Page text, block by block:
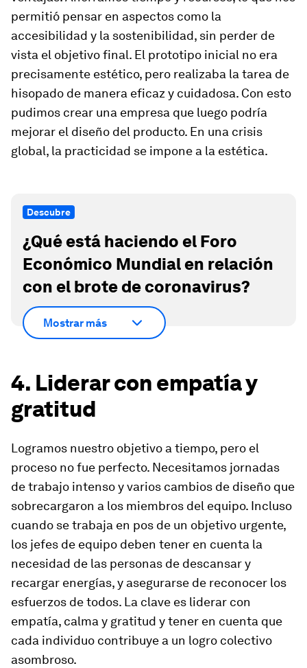
permitió pensar en aspectos como la
accesibilidad y la sostenibilidad, sin perder de
vista el objetivo final. El prototipo inicial no era
precisamente estético, pero realizaba la tarea de
hisopado de manera eficaz y cuidadosa. Con esto
pudimos crear una empresa que luego podría
mejorar el diseño del producto. En una crisis
global, la practicidad se impone a la estética.
Descubre
¿Qué está haciendo el Foro
Económico Mundial en relación
con el brote de coronavirus?
Mostrar más
4. Liderar con empatía y
gratitud
Logramos nuestro objetivo a tiempo, pero el
proceso no fue perfecto. Necesitamos jornadas
de trabajo intenso y varios cambios de diseño que
sobrecargaron a los miembros del equipo. Incluso
cuando se trabaja en pos de un objetivo urgente,
los jefes de equipo deben tener en cuenta la
necesidad de las personas de descansar y
recargar energías, y asegurarse de reconocer los
esfuerzos de todos. La clave es liderar con
empatía, calma y gratitud y tener en cuenta que
cada individuo contribuye a un logro colectivo
asombroso.